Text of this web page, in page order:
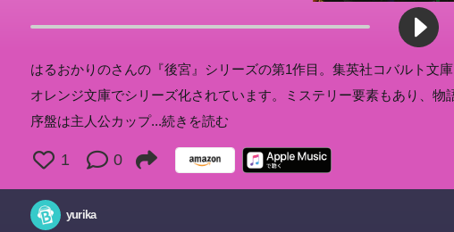
はるおかりのさんの『後宮』シリーズの第1作目。集英社コバルト文
オレンジ文庫でシリーズ化されています。ミステリー要素もあり、物
序盤は主人公カップ...続きを読む
1 0
yurika